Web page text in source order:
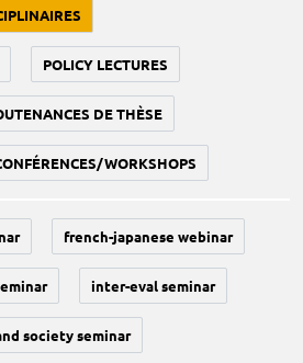
POLICY LECTURES
DE THÈSE
WORKSHOPS
french-japanese webinar
inter-eval seminar
society seminar